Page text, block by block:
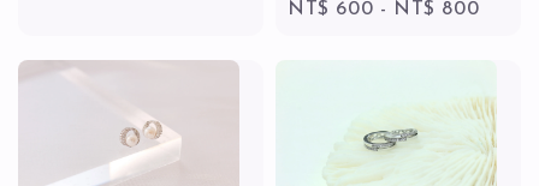
Regular
NT$ 600 - NT$ 800